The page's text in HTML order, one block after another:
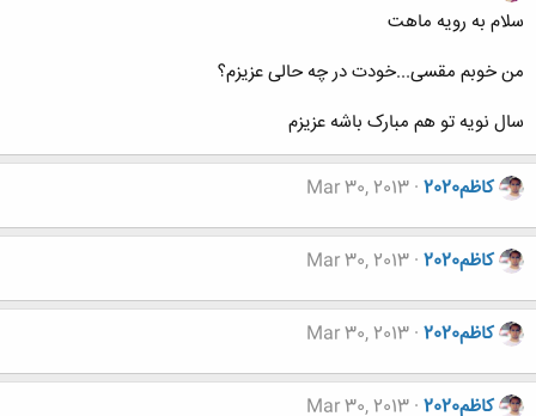
سلام به رویه ماهت
من خوبم مقسی...خودت در چه حالی عزیزم؟
سال نویه تو هم مبارک باشه عزیزم
کاظم2020 Mar 30, 2013
کاظم2020 Mar 30, 2013
کاظم2020 Mar 30, 2013
کاظم2020 Mar 30, 2013